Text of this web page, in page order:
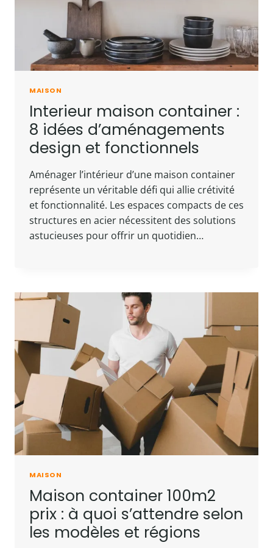
MAISON
Interieur maison container :
8 idées d’aménagements
design et fonctionnels
Aménager l’intérieur d’une maison container
représente un véritable défi qui allie crétivité
et fonctionnalité. Les espaces compacts de ces
structures en acier nécessitent des solutions
astucieuses pour offrir un quotidien…
MAISON
Maison container 100m2
prix : à quoi s’attendre selon
les modèles et régions